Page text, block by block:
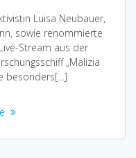
Luisa Neubauer,
sowie renommierte
Stream aus der
„Malizia
besonders[…]